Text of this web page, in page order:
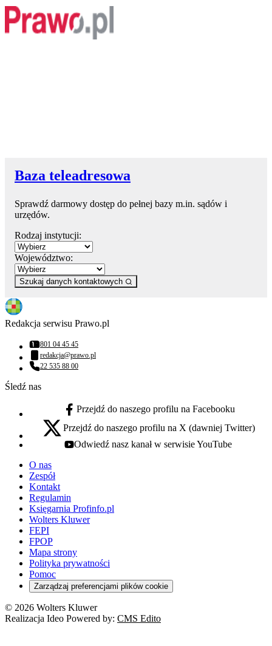
Baza teleadresowa
Sprawdź darmowy dostęp do pełnej bazy m.in. sądów i
urzędów.
Rodzaj instytucji:
Województwo:
Szukaj danych kontaktowych
Redakcja serwisu Prawo.pl
Numer telefonu:
801 04 45 45
Adres email:
redakcja@prawo.pl
Numer telefonu:
22 535 88 00
Śledź nas
facebook - otwiera się w nowej karcie
Przejdź do naszego profilu na Facebooku
x - otwiera się w nowej karcie
Przejdź do naszego profilu na X (dawniej Twitter)
youtube - otwiera się w nowej karcie
Odwiedź nasz kanał w serwisie YouTube
O nas
Zespół
Kontakt
Regulamin
Księgarnia Profinfo.pl
Wolters Kluwer
FEPI
FPOP
Mapa strony
Polityka prywatności
Pomoc
Zarządzaj preferencjami plików cookie
© 2026 Wolters Kluwer
Realizacja Ideo Powered by: CMS Edito